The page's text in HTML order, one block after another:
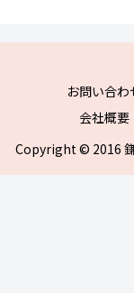
お問い合わ
会社概要
Copyright © 2016